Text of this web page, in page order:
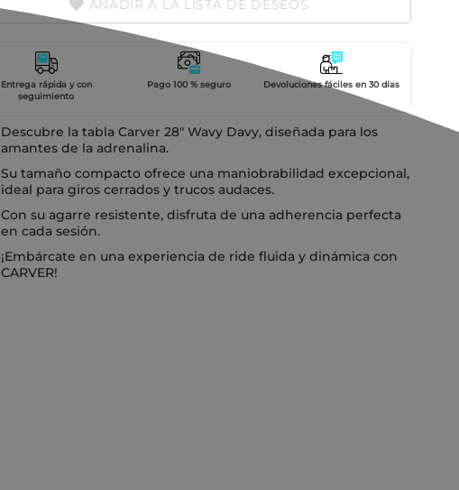
AÑADIR A LA LISTA DE DESEOS
Entrega rápida y con
seguimiento
Pago 100 % seguro Devoluciones fáciles en 30 días
Descubre la tabla Carver 28" Wavy Davy, diseñada para los
amantes de la adrenalina.
Su tamaño compacto ofrece una maniobrabilidad excepcional,
ideal para giros cerrados y trucos audaces.
Con su agarre resistente, disfruta de una adherencia perfecta
en cada sesión.
¡Embárcate en una experiencia de ride fluida y dinámica con
CARVER!